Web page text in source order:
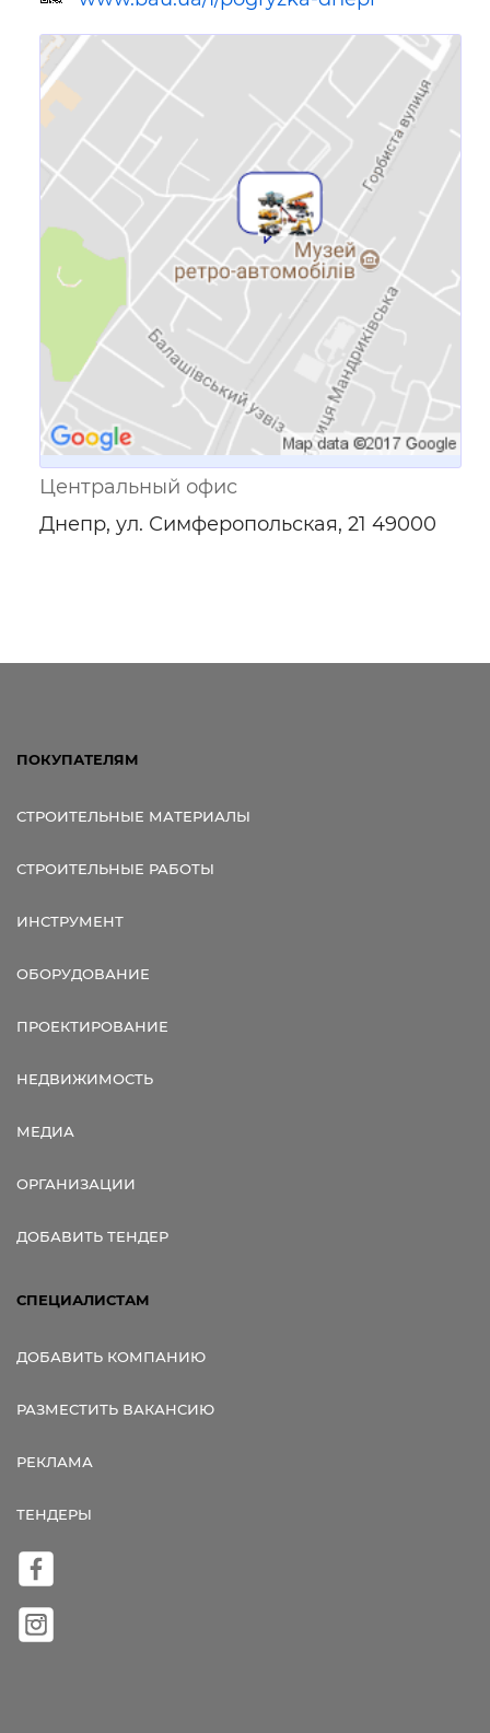
Ссылка для мобильных устройств
Центральный офис
Днепр, ул. Симферопольская, 21 49000
ПОКУПАТЕЛЯМ
СТРОИТЕЛЬНЫЕ МАТЕРИАЛЫ
СТРОИТЕЛЬНЫЕ РАБОТЫ
ИНСТРУМЕНТ
ОБОРУДОВАНИЕ
ПРОЕКТИРОВАНИЕ
НЕДВИЖИМОСТЬ
МЕДИА
ОРГАНИЗАЦИИ
ДОБАВИТЬ ТЕНДЕР
СПЕЦИАЛИСТАМ
ДОБАВИТЬ КОМПАНИЮ
РАЗМЕСТИТЬ ВАКАНСИЮ
РЕКЛАМА
ТЕНДЕРЫ